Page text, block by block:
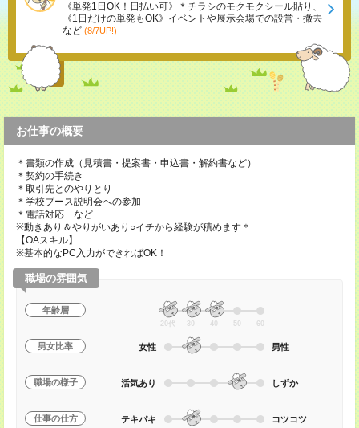
《単発1日OK！日払い可》＊チラシのモクモクシール貼り、
《1日だけの単発もOK》イベントや展示会場での設営・撤去
など (8/7UP!)
お仕事の概要
＊書類の作成（見積書・提案書・申込書・解約書など）
＊契約の手続き
＊取引先とのやりとり
＊学校ブース説明会への参加
＊電話対応 など
※動きあり＆やりがいあり○イチから経験が積めます＊
【OAスキル】
※基本的なPC入力ができればOK！
職場の雰囲気
年齢層
20代 30 40 50 60
男女比率 女性 男性
職場の様子 活気あり しずか
仕事の仕方 テキパキ コツコツ